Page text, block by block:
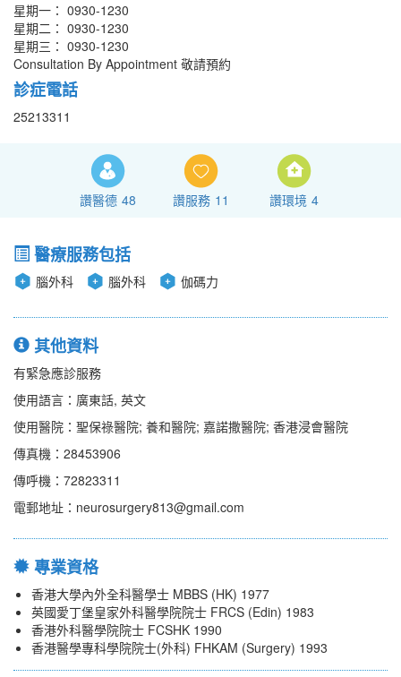
星期一： 0930-1230
星期二： 0930-1230
星期三： 0930-1230
Consultation By Appointment 敬請預約
診症電話
25213311
讚醫德 48 讚服務 11 讚環境 4
醫療服務包括
腦外科 腦外科 伽碼力
其他資料
有緊急應診服務
使用語言：廣東話, 英文
使用醫院：聖保祿醫院; 養和醫院; 嘉諾撒醫院; 香港浸會醫院
傳真機：28453906
傳呼機：72823311
電郵地址：neurosurgery813@gmail.com
專業資格
香港大學內外全科醫學士 MBBS (HK) 1977
英國愛丁堡皇家外科醫學院院士 FRCS (Edin) 1983
香港外科醫學院院士 FCSHK 1990
香港醫學專科學院院士(外科) FHKAM (Surgery) 1993